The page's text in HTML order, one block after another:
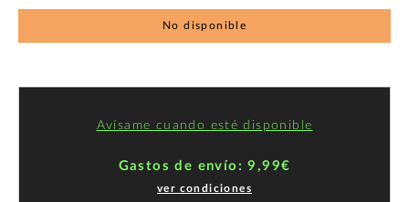
No disponible
Avísame cuando esté disponible
Gastos de envío: 9,99€
ver condiciones